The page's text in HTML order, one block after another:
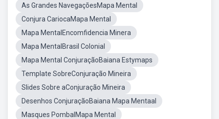
As Grandes NavegaçõesMapa Mental
Conjura CariocaMapa Mental
Mapa MentalEncomfidencia Minera
Mapa MentalBrasil Colonial
Mapa Mental ConjuraçãoBaiana Estymaps
Template SobreConjuração Mineira
Slides Sobre aConjuração Mineira
Desenhos ConjuraçãoBaiana Mapa Mentaal
Masques PombalMapa Mental